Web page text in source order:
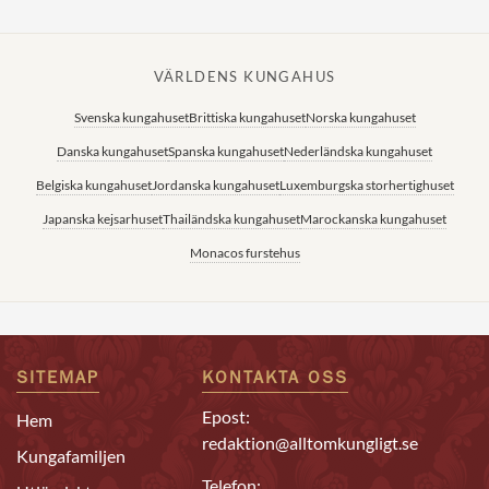
VÄRLDENS KUNGAHUS
Svenska kungahusetBrittiska kungahusetNorska kungahuset
Danska kungahusetSpanska kungahusetNederländska kungahuset
Belgiska kungahusetJordanska kungahusetLuxemburgska storhertighuset
Japanska kejsarhusetThailändska kungahusetMarockanska kungahuset
Monacos furstehus
SITEMAP
Hem
Kungafamiljen
KONTAKTA OSS
Epost:
redaktion@alltomkungligt.se